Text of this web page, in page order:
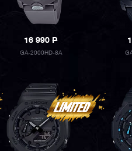
16 990P
GA-2000HD-8A